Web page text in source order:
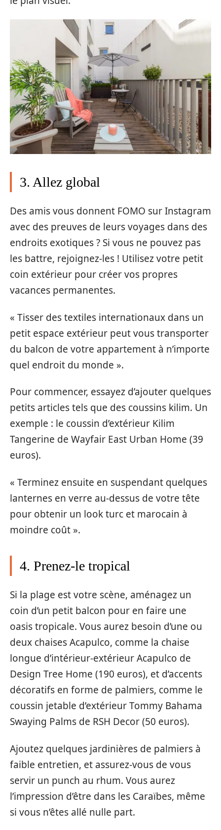
3. Allez global
Des amis vous donnent FOMO sur Instagram
avec des preuves de leurs voyages dans des
endroits exotiques ? Si vous ne pouvez pas
les battre, rejoignez-les ! Utilisez votre petit
coin extérieur pour créer vos propres
vacances permanentes.
« Tisser des textiles internationaux dans un
petit espace extérieur peut vous transporter
du balcon de votre appartement à n’importe
quel endroit du monde ».
Pour commencer, essayez d’ajouter quelques
petits articles tels que des coussins kilim. Un
exemple : le coussin d’extérieur Kilim
Tangerine de Wayfair East Urban Home (39
euros).
« Terminez ensuite en suspendant quelques
lanternes en verre au-dessus de votre tête
pour obtenir un look turc et marocain à
moindre coût ».
4. Prenez-le tropical
Si la plage est votre scène, aménagez un
coin d’un petit balcon pour en faire une
oasis tropicale. Vous aurez besoin d’une ou
deux chaises Acapulco, comme la chaise
longue d’intérieur-extérieur Acapulco de
Design Tree Home (190 euros), et d’accents
décoratifs en forme de palmiers, comme le
coussin jetable d’extérieur Tommy Bahama
Swaying Palms de RSH Decor (50 euros).
Ajoutez quelques jardinières de palmiers à
faible entretien, et assurez-vous de vous
servir un punch au rhum. Vous aurez
l’impression d’être dans les Caraïbes, même
si vous n’êtes allé nulle part.